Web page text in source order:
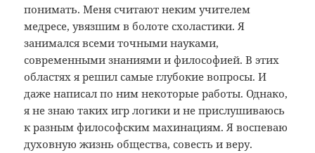
понимать. Меня считают неким учителем
медресе, увязшим в болоте схоластики. Я
занимался всеми точными науками,
современными знаниями и философией. В этих
областях я решил самые глубокие вопросы. И
даже написал по ним некоторые работы. Однако,
я не знаю таких игр логики и не прислушиваюсь
к разным философским махинациям. Я воспеваю
духовную жизнь общества, совесть и веру.